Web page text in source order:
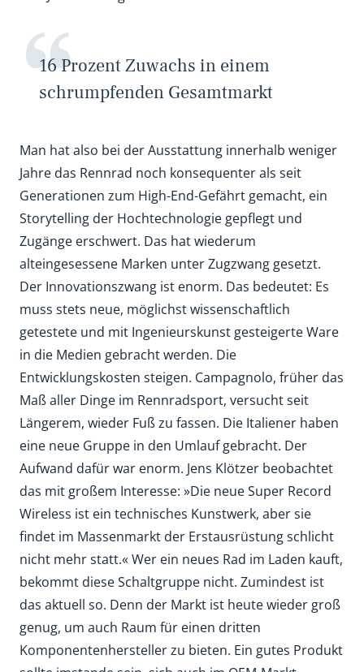
16 Prozent Zuwachs in einem
schrumpfenden Gesamtmarkt
Man hat also bei der Ausstattung innerhalb weniger
Jahre das Rennrad noch konsequenter als seit
Generationen zum High-End-Gefährt gemacht, ein
Storytelling der Hochtechnologie gepflegt und
Zugänge erschwert. Das hat wiederum
alteingesessene Marken unter Zugzwang gesetzt.
Der Innovationszwang ist enorm. Das bedeutet: Es
muss stets neue, möglichst wissenschaftlich
getestete und mit Ingenieurskunst gesteigerte Ware
in die Medien gebracht werden. Die
Entwicklungskosten steigen. Campagnolo, früher das
Maß aller Dinge im Rennradsport, versucht seit
Längerem, wieder Fuß zu fassen. Die Italiener haben
eine neue Gruppe in den Umlauf gebracht. Der
Aufwand dafür war enorm. Jens Klötzer beobachtet
das mit großem Interesse: »Die neue Super Record
Wireless ist ein technisches Kunstwerk, aber sie
findet im Massenmarkt der Erstausrüstung schlicht
nicht mehr statt.« Wer ein neues Rad im Laden kauft,
bekommt diese Schaltgruppe nicht. Zumindest ist
das aktuell so. Denn der Markt ist heute wieder groß
genug, um auch Raum für einen dritten
Komponentenhersteller zu bieten. Ein gutes Produkt